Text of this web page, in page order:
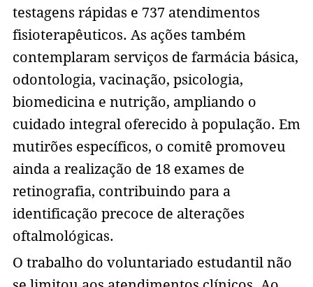
testagens rápidas e 737 atendimentos
fisioterapêuticos. As ações também
contemplaram serviços de farmácia básica,
odontologia, vacinação, psicologia,
biomedicina e nutrição, ampliando o
cuidado integral oferecido à população. Em
mutirões específicos, o comitê promoveu
ainda a realização de 18 exames de
retinografia, contribuindo para a
identificação precoce de alterações
oftalmológicas.
O trabalho do voluntariado estudantil não